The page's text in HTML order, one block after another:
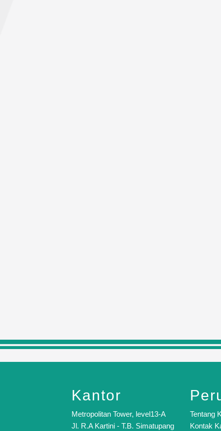
Kantor
Metropolitan Tower, level13-A
Jl. R.A Kartini - T.B. Simatupang
Tentang
Kontak